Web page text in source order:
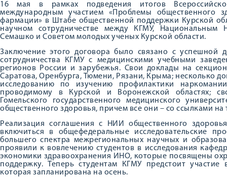
16 мая в рамках подведения итогов
международным участием «Проблемы общественного
фармации» в Штабе общественной поддержки Курской
научном сотрудничестве между КГМУ,
Семашко и Советом молодых ученых Курской области.
Заключение этого договора было связано с успешной
сотрудничества КГМУ с медицинскими учебными
регионов России и зарубежья. Свои доклады на
Саратова, Оренбурга, Тюмени, Рязани, Крыма; несколько
исследованию по изучению профилактики
проводимому в Курской и Воронежской областях;
Гомельского государственного медицинского
общественного здоровья, причем все они – со ссылками на
Реализация соглашения с НИИ общественного
включиться в общефедеральные исследовательские
большего спектра межрегиональных научных и
проявили к вовлечению студентов в исследования
экономики здравоохранения ИНО, которые посвящены
поддержку. Теперь студентам КГМУ предстоит
которая запланирована на осень.